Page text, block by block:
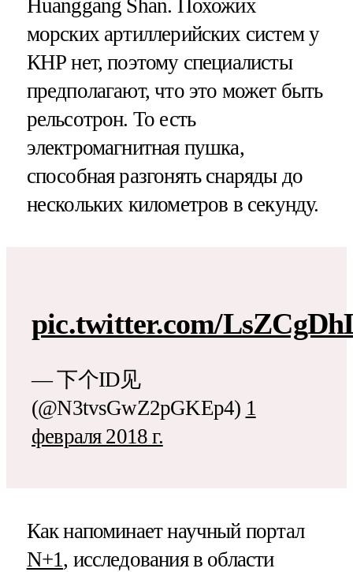
Huanggang Shan. Похожих
морских артиллерийских систем у
КНР нет, поэтому специалисты
предполагают, что это может быть
рельсотрон. То есть
электромагнитная пушка,
способная разгонять снаряды до
нескольких километров в секунду.
pic.twitter.com/
— 下个ID见
(@N3tvsGwZ2pGKEp4) 1
февраля 2018 г.
Как напоминает научный портал
N+1, исследования в области